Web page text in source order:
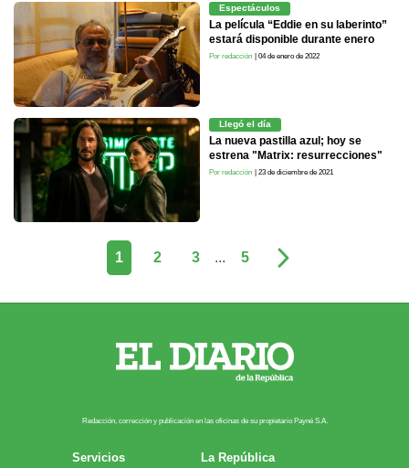
Espectáculos
La película “Eddie en su laberinto”
estará disponible durante enero
Por redacción | 04 de enero de 2022
Llegó el día
La nueva pastilla azul; hoy se
estrena "Matrix: resurrecciones"
Por redacción | 23 de diciembre de 2021
1 2 3 ... 5
Redacción, corrección y publicación en las oficinas de su propietario Payn​é S.A.
Servicios
La República